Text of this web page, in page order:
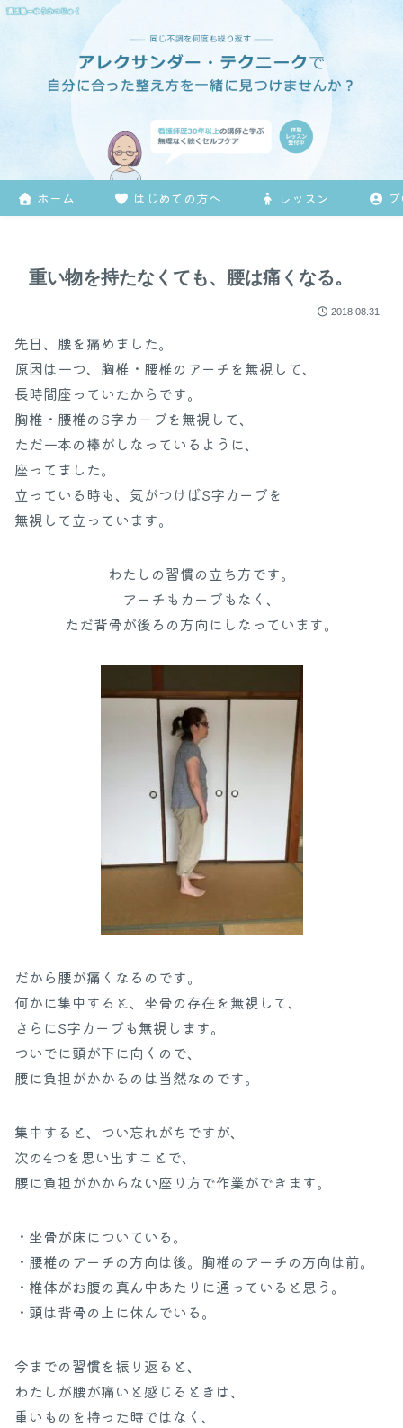
ホーム はじめての方へ レッスン
重い物を持たなくても、腰は痛くなる。
2018.08.31
先日、腰を痛めました。
原因は一つ、胸椎・腰椎のアーチを無視して、
長時間座っていたからです。
胸椎・腰椎のS字カーブを無視して、
ただ一本の棒がしなっているように、
座ってました。
立っている時も、気がつけばS字カーブを
無視して立っています。
わたしの習慣の立ち方です。
アーチもカーブもなく、
ただ背骨が後ろの方向にしなっています。
だから腰が痛くなるのです。
何かに集中すると、坐骨の存在を無視して、
さらにS字カーブも無視します。
ついでに頭が下に向くので、
腰に負担がかかるのは当然なのです。
集中すると、つい忘れがちですが、
次の4つを思い出すことで、
腰に負担がかからない座り方で作業ができます。
・坐骨が床についている。
・腰椎のアーチの方向は後。胸椎のアーチの方向は前。
・椎体がお腹の真ん中あたりに通っていると思う。
・頭は背骨の上に休んでいる。
今までの習慣を振り返ると、
わたしが腰が痛いと感じるときは、
重いものを持った時ではなく、